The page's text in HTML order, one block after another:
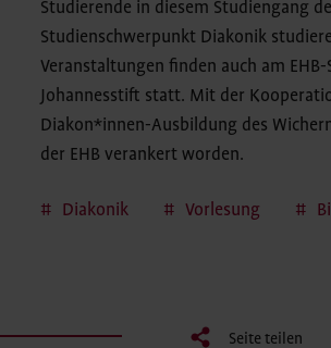
Studierende in diesem Studiengang
Studienschwerpunkt Diakonik
Veranstaltungen finden auch am
Johannesstift statt. Mit der
Diakon*innen-Ausbildung des
der EHB verankert worden.
Diakonik Vorlesung
Seite teilen